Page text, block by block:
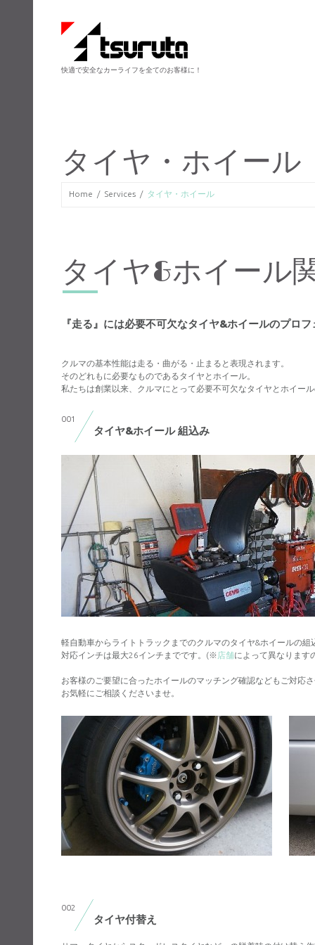
快適で安全なカーライフを全てのお客様に！
タイヤ・ホイール
Home Services タイヤ・ホイール
タイヤ&ホイール
『走る』には必要不可欠なタイヤ&ホイールのプロ
クルマの基本性能は走る・曲がる・止まると表現されます。
そのどれもに必要なものであるタイヤとホイール。
私たちは創業以来、クルマにとって必要不可欠なタイヤとホイー
001
タイヤ&ホイール 組込み
軽自動車からライトトラックまでのクルマのタイヤ&ホイールの組
対応インチは最大26インチまでです。(※ 店舗によって異なります
お客様のご要望に合ったホイールのマッチング確認などもご対応
お気軽にご相談くださいませ。
002
タイヤ付替え